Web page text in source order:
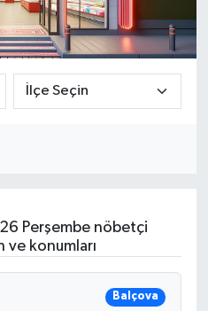
Perşembe nöbetçi
konumları
Balçova